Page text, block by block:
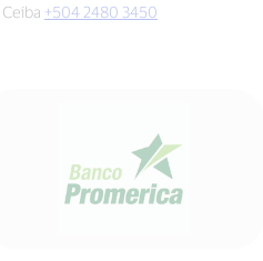
+504 2480 3450